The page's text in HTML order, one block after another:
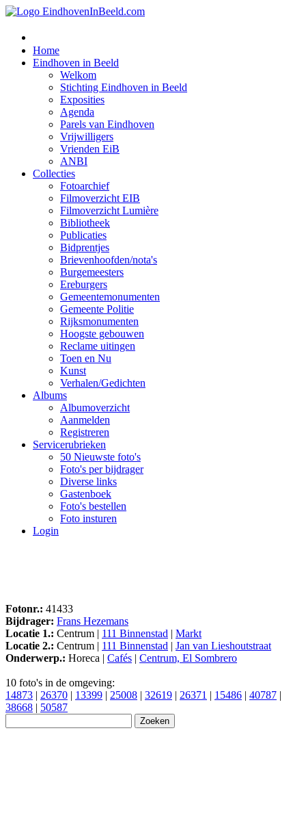
Home
Eindhoven in Beeld
Welkom
Stichting Eindhoven in Beeld
Exposities
Agenda
Parels van Eindhoven
Vrijwilligers
Vrienden EiB
ANBI
Collecties
Fotoarchief
Filmoverzicht EIB
Filmoverzicht Lumière
Bibliotheek
Publicaties
Bidprentjes
Brievenhoofden/nota's
Burgemeesters
Ereburgers
Gemeentemonumenten
Gemeente Politie
Rijksmonumenten
Hoogste gebouwen
Reclame uitingen
Toen en Nu
Kunst
Verhalen/Gedichten
Albums
Albumoverzicht
Aanmelden
Registreren
Servicerubrieken
50 Nieuwste foto's
Foto's per bijdrager
Diverse links
Gastenboek
Foto's bestellen
Foto insturen
Login
Fotonr.: 41433
Bijdrager: Frans Hezemans
Locatie 1.: Centrum | 111 Binnenstad | Markt
Locatie 2.: Centrum | 111 Binnenstad | Jan van Lieshoutstraat
Onderwerp.: Horeca | Cafés | Centrum, El Sombrero
10 foto's in de omgeving:
14873 | 26370 | 13399 | 25008 | 32619 | 26371 | 15486 | 40787 |
38668 | 50587